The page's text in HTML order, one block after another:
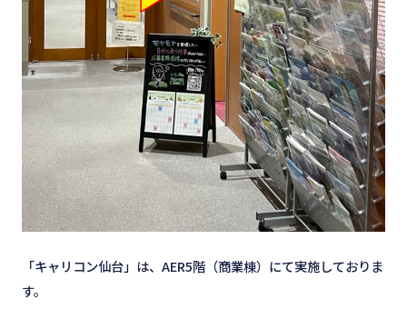
「キャリコン仙台」は、AER5階（商業棟）にて実施しておりま
す。